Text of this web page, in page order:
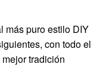
más puro estilo DIY
con todo el
tradición